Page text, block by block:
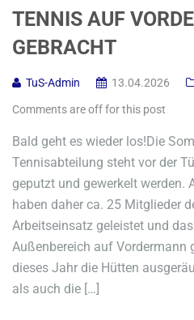
TENNIS AUF
GEBRACHT
TuS-Admin 13.04.2026
Comments are off for this post
Bald geht es wieder los!Die
Tennisabteilung steht vor der
geputzt und gewerkelt werden.
haben daher ca. 25 Mitglieder
Arbeitseinsatz geleistet und
Außenbereich auf Vordermann
dieses Jahr die Hütten
als auch die […]